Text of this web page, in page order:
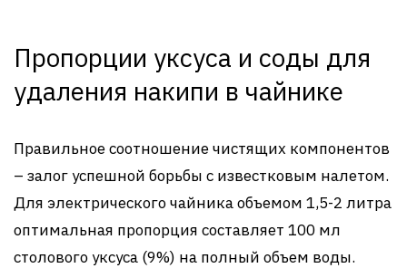
Пропорции уксуса и соды для
удаления накипи в чайнике
Правильное соотношение чистящих компонентов
– залог успешной борьбы с известковым налетом.
Для электрического чайника объемом 1,5-2 литра
оптимальная пропорция составляет 100 мл
столового уксуса (9%) на полный объем воды.